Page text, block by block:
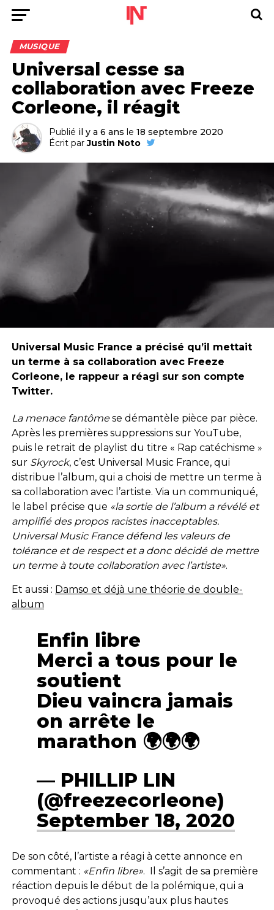
MUSIQUE
Universal cesse sa
collaboration avec Freeze
Corleone, il réagit
Publié il y a 6 ans le 18 septembre 2020
Écrit par Justin Noto
Universal Music France a précisé qu’il mettait
un terme à sa collaboration avec Freeze
Corleone, le rappeur a réagi sur son compte
Twitter.
La menace fantômese démantèle pièce par pièce.
Après les premières suppressions sur YouTube,
puis le retrait de playlist du titre « Rap catéchisme »
sur Skyrock, c’est Universal Music France, qui
distribue l’album, qui a choisi de mettre un terme à
sa collaboration avec l’artiste. Via un communiqué,
le label précise que «la sortie de l’album a révélé et
amplifié des propos racistes inacceptables.
Universal Music France défend les valeurs de
tolérance et de respect et a donc décidé de mettre
un terme à toute collaboration avec l’artiste».
Et aussi : Damso et déjà une théorie de double-
album
Enfin libre
Merci a tous pour le
soutient
Dieu vaincra jamais
on arrête le
marathon 🌍🌍🌍
— PHILLIP LIN
(@freezecorleone)
September 18, 2020
De son côté, l’artiste a réagi à cette annonce en
commentant : «Enfin libre». Il s’agit de sa première
réaction depuis le début de la polémique, qui a
provoqué des actions jusqu’aux plus hautes